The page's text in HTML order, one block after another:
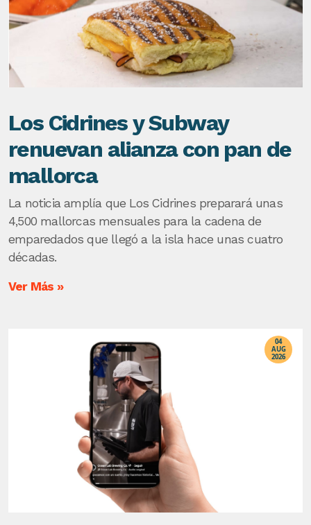
Los Cidrines y Subway
renuevan alianza con pan de
mallorca
La noticia amplía que Los Cidrines preparará unas
4,500 mallorcas mensuales para la cadena de
emparedados que llegó a la isla hace unas cuatro
décadas.
Ver Más »
04
AUG
2026